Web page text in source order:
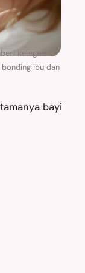
kelegaan
ibu dan
bayi